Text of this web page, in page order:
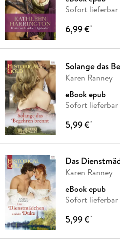
Sofort lieferbar
6,99 €*
Solange das
Karen Ranney
eBook epub
Sofort lieferbar
5,99 €*
Das
Karen Ranney
eBook epub
Sofort lieferbar
5,99 €*